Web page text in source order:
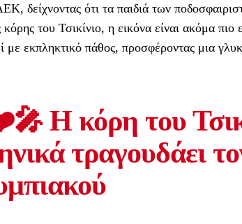
δείχνοντας ότι τα παιδιά των
κόρης του Τσικίνιο, η εικόνα είναι ακόμα
με εκπληκτικό πάθος, προσφέροντας μια
Η κόρη του
τραγουδάει